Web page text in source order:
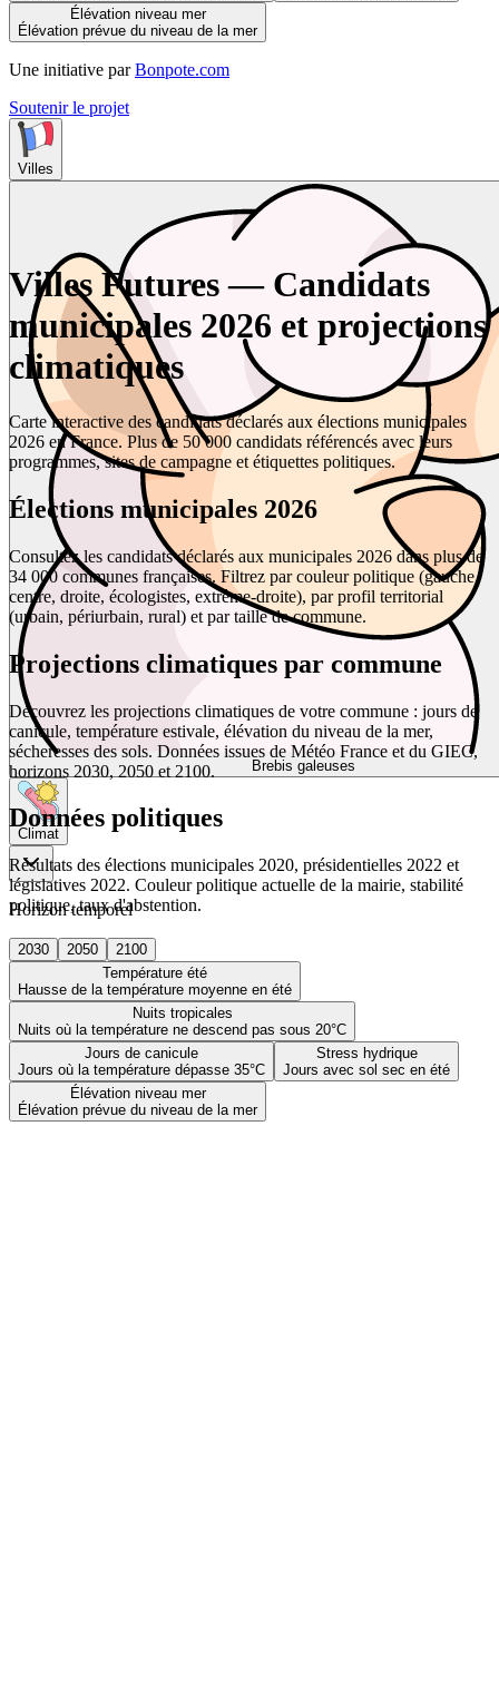
Élévation niveau mer
Élévation prévue du niveau de la mer
Une initiative par Bonpote.com
Soutenir le projet
Villes
Brebis galeuses
Climat
Horizon temporel
2030 2050
2100
Température été
Hausse de la température moyenne en été
Nuits tropicales
Nuits où la température ne descend pas sous 20°C
Jours de canicule
Jours où la température dépasse 35°C
Stress hydrique
Jours avec sol sec en été
Élévation niveau mer
Élévation prévue du niveau de la mer
Villes Futures — Candidats
municipales 2026 et projections
climatiques
Carte interactive des candidats déclarés aux élections municipales
2026 en France. Plus de 50 000 candidats référencés avec leurs
programmes, sites de campagne et étiquettes politiques.
Élections municipales 2026
Consultez les candidats déclarés aux municipales 2026 dans plus de
34 000 communes françaises. Filtrez par couleur politique (gauche,
centre, droite, écologistes, extrême-droite), par profil territorial
(urbain, périurbain, rural) et par taille de commune.
Projections climatiques par commune
Découvrez les projections climatiques de votre commune : jours de
canicule, température estivale, élévation du niveau de la mer,
sécheresses des sols. Données issues de Météo France et du GIEC,
horizons 2030, 2050 et 2100.
Données politiques
Résultats des élections municipales 2020, présidentielles 2022 et
législatives 2022. Couleur politique actuelle de la mairie, stabilité
politique, taux d'abstention.